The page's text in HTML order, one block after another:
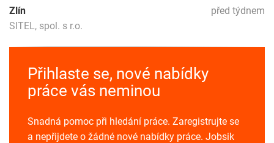
před týdnem
Zlín
SITEL, spol. s r.o.
Přihlaste se, nové nabídky
práce vás neminou
Snadná pomoc při hledání práce. Zaregistrujte se
a nepřijdete o žádné nové nabídky práce. Jobsik